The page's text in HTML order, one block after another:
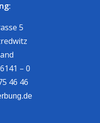
5
– 0
46 46